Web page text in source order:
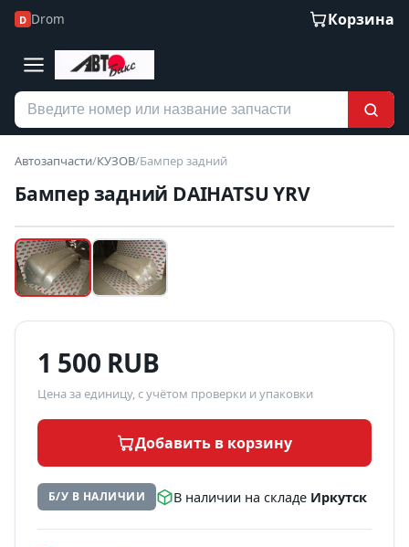
D Drom Корзина
Автозапчасти/КУЗОВ/Бампер задний
Бампер задний DAIHATSU YRV
Б/У В НАЛИЧИИ
Наведите для увеличения
1 500 RUB
Цена за единицу, с учётом проверки и упаковки
Добавить в корзину
Б/У В НАЛИЧИИ В наличии на складе Иркутск